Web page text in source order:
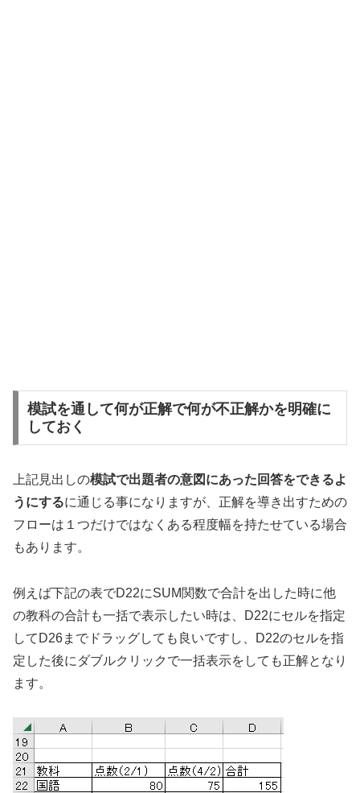
模試を通して何が正解で何が不正解かを明確に
しておく
上記見出しの模試で出題者の意図にあった回答をできるよ
うにするに通じる事になりますが、正解を導き出すための
フローは１つだけではなくある程度幅を持たせている場合
もあります。
例えば下記の表でD22にSUM関数で合計を出した時に他
の教科の合計も一括で表示したい時は、D22にセルを指定
してD26までドラッグしても良いですし、D22のセルを指
定した後にダブルクリックで一括表示をしても正解となり
ます。